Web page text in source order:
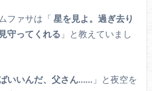
ファサは「 星を見よ。過ぎ去り
守ってくれる 」と教えていまし
いいんだ、父さん…… 」と夜空を